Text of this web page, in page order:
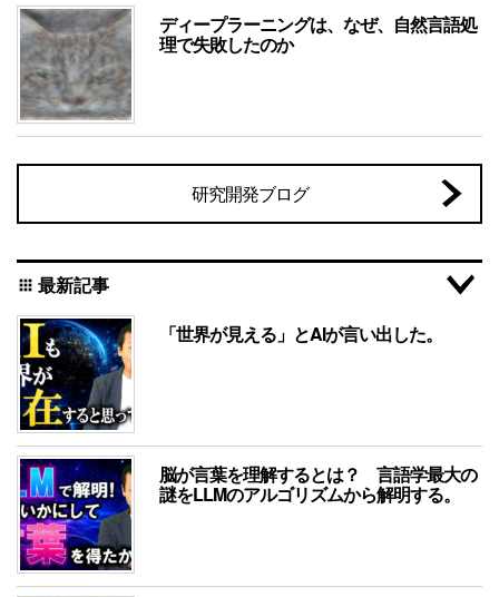
ディープラーニングは、なぜ、自然言語処
理で失敗したのか
研究開発ブログ
apps 最新記事
「世界が見える」とAIが言い出した。
脳が言葉を理解するとは？ 言語学最大の
謎をLLMのアルゴリズムから解明する。